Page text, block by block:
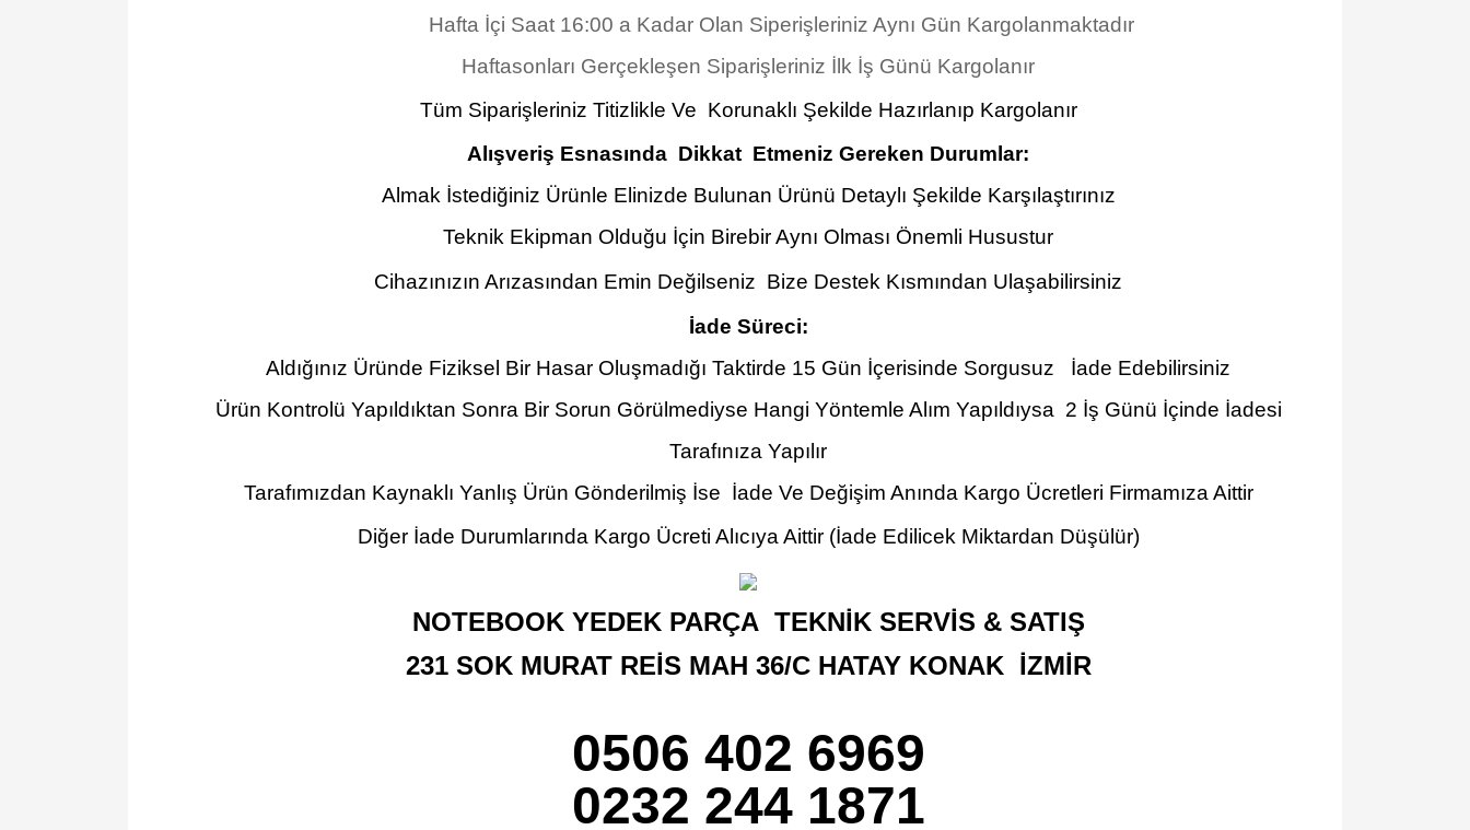
Hafta İçi Saat 16:00 a Kadar Olan Siperişleriniz Aynı Gün Kargolanmaktadır
Haftasonları Gerçekleşen Siparişleriniz İlk İş Günü Kargolanır
Tüm Siparişleriniz Titizlikle Ve Korunaklı Şekilde Hazırlanıp Kargolanır
Alışveriş Esnasında Dikkat Etmeniz Gereken Durumlar:
Almak İstediğiniz Ürünle Elinizde Bulunan Ürünü Detaylı Şekilde Karşılaştırınız
Teknik Ekipman Olduğu İçin Birebir Aynı Olması Önemli Husustur
Cihazınızın Arızasından Emin Değilseniz Bize Destek Kısmından Ulaşabilirsiniz
İade Süreci:
Aldığınız Üründe Fiziksel Bir Hasar Oluşmadığı Taktirde 15 Gün İçerisinde Sorgusuz İade Edebilirsiniz
Ürün Kontrolü Yapıldıktan Sonra Bir Sorun Görülmediyse Hangi Yöntemle Alım Yapıldıysa 2 İş Günü İçinde İadesi
Tarafınıza Yapılır
Tarafımızdan Kaynaklı Yanlış Ürün Gönderilmiş İse İade Ve Değişim Anında Kargo Ücretleri Firmamıza Aittir
Diğer İade Durumlarında Kargo Ücreti Alıcıya Aittir (İade Edilicek Miktardan Düşülür)
NOTEBOOK YEDEK PARÇA TEKNİK SERVİS & SATIŞ
231 SOK MURAT REİS MAH 36/C HATAY KONAK İZMİR
0506 402 6969
0232 244 1871